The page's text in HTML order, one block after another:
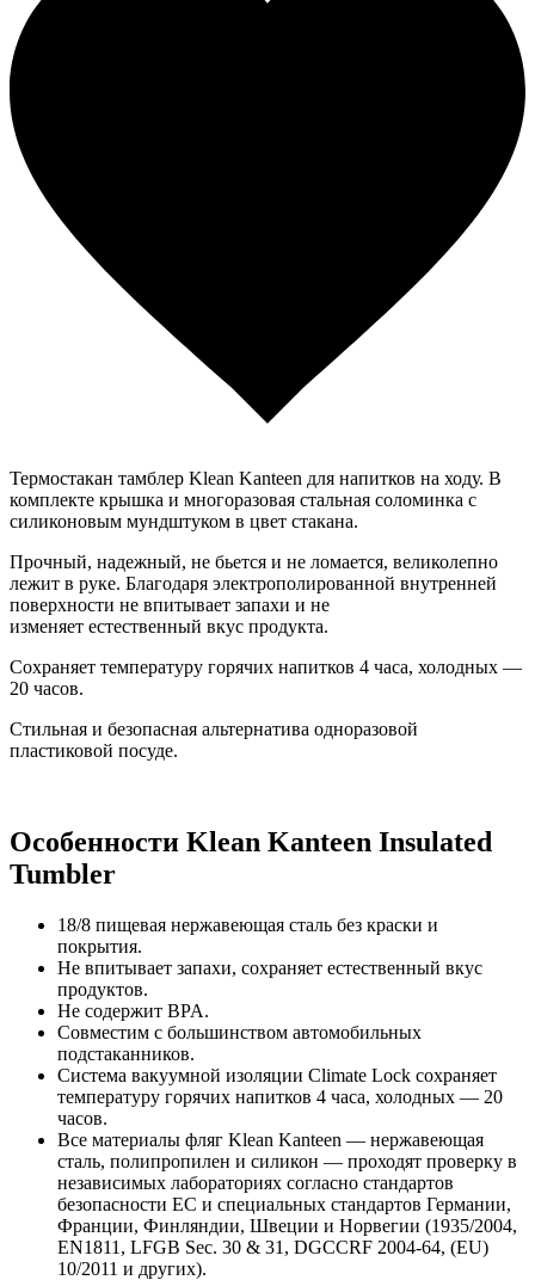
Термостакан тамблер Klean Kanteen для напитков на ходу. В
комплекте крышка и многоразовая стальная соломинка с
силиконовым мундштуком в цвет стакана.
Прочный, надежный, не бьется и не ломается, великолепно
лежит в руке. Благодаря электрополированной внутренней
поверхности не впитывает запахи и не
изменяет естественный вкус продукта.
Сохраняет температуру горячих напитков 4 часа, холодных —
20 часов.
Стильная и безопасная альтернатива одноразовой
пластиковой посуде.
Особенности Klean Kanteen Insulated
Tumbler
18/8 пищевая нержавеющая сталь без краски и
покрытия.
Не впитывает запахи, сохраняет естественный вкус
продуктов.
Не содержит BPA.
Совместим с большинством автомобильных
подстаканников.
Система вакуумной изоляции Climate Lock сохраняет
температуру горячих напитков 4 часа, холодных — 20
часов.
Все материалы фляг Klean Kanteen — нержавеющая
сталь, полипропилен и силикон — проходят проверку в
независимых лабораториях согласно стандартов
безопасности ЕС и специальных стандартов Германии,
Франции, Финляндии, Швеции и Норвегии (1935/2004,
EN1811, LFGB Sec. 30 & 31, DGCCRF 2004-64, (EU)
10/2011 и других).